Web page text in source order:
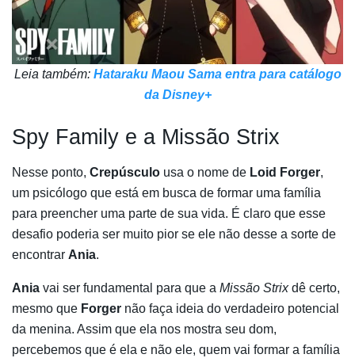
Leia também: Hataraku Maou Sama entra para catálogo
da Disney+
Spy Family e a Missão Strix
Nesse ponto, Crepúsculo usa o nome de Loid Forger,
um psicólogo que está em busca de formar uma família
para preencher uma parte de sua vida. É claro que esse
desafio poderia ser muito pior se ele não desse a sorte de
encontrar Ania.
Ania vai ser fundamental para que a Missão Strixdê certo,
mesmo que Forger não faça ideia do verdadeiro potencial
da menina. Assim que ela nos mostra seu dom,
percebemos que é ela e não ele, quem vai formar a família